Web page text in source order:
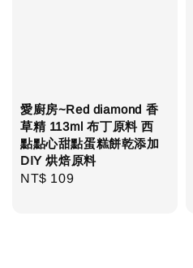
愛廚房~Red diamond 香
草精 113ml 布丁原料 西
點點心甜點蛋糕餅乾添加
DIY 烘焙原料
Regular
NT$ 109